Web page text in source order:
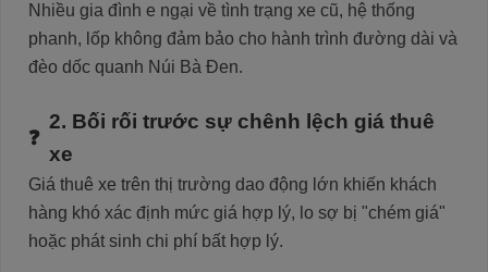
Nhiều gia đình e ngại về tình trạng xe cũ, hệ thống
phanh, lốp không đảm bảo cho hành trình đường dài và
đèo dốc quanh Núi Bà Đen.
2. Bối rối trước sự chênh lệch giá thuê
xe
Giá thuê xe trên thị trường dao động lớn khiến khách
hàng khó xác định mức giá hợp lý, lo sợ bị "chém giá"
hoặc phát sinh chi phí bất hợp lý.